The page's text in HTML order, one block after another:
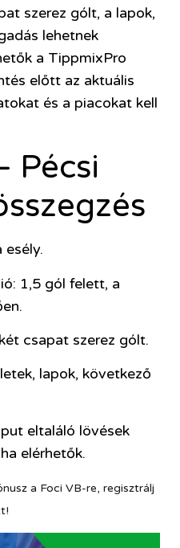
szerez gólt, a lapok,
lehetnek
a TippmixPro
előtt az aktuális
és a piacokat kell
Pécsi
1,5 gól felett, a
csapat szerez gólt.
lapok, következő
eltaláló lövések
elérhetők.
a Foci VB-re, regisztrálj